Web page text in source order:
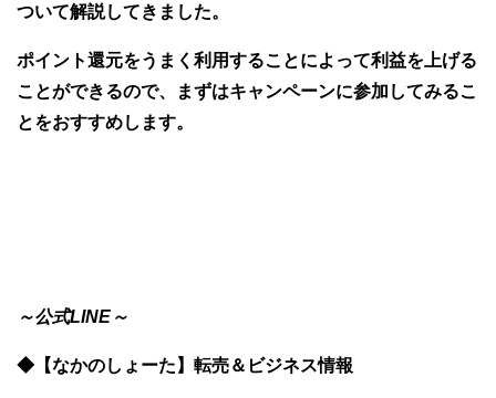
ついて解説してきました。
ポイント還元をうまく利用することによって利益を上げる
ことができるので、まずはキャンペーンに参加してみるこ
とをおすすめします。
～公式LINE～
◆【なかのしょーた】転売＆ビジネス情報